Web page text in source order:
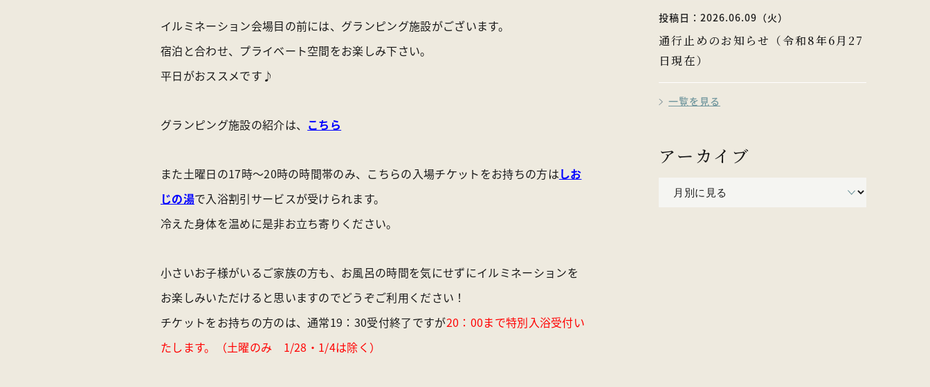
イルミネーション会場目の前には、グランピング施設がございます。
宿泊と合わせ、プライベート空間をお楽しみ下さい。
平日がおススメです♪
グランピング施設の紹介は、 こちら
また土曜日の17時～20時の時間帯のみ、こちらの入場チケットをお持ちの方はしお
じの湯で入浴割引サービスが受けられます。
冷えた身体を温めに是非お立ち寄りください。
小さいお子様がいるご家族の方も、お風呂の時間を気にせずにイルミネーションを
お楽しみいただけると思いますのでどうぞご利用ください！
チケットをお持ちの方のは、通常19：30受付終了ですが20：00まで特別入浴受付い
たします。（土曜のみ 1/28・1/4は除く）
投稿日：2026.06.09（火）
通行止めのお知らせ（令和8年6月27
日現在）
一覧を見る
アーカイブ